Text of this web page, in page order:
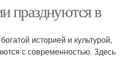
празднуются в
историей и культурой,
с современностью. Здесь